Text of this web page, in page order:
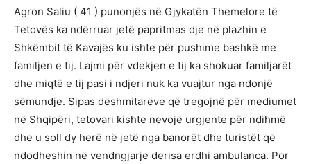
Agron Saliu ( 41 ) punonjës në Gjykatën Themelore të
Tetovës ka ndërruar jetë papritmas dje në plazhin e
Shkëmbit të Kavajës ku ishte për pushime bashkë me
familjen e tij. Lajmi për vdekjen e tij ka shokuar familjarët
dhe miqtë e tij pasi i ndjeri nuk ka vuajtur nga ndonjë
sëmundje. Sipas dëshmitarëve që tregojnë për mediumet
në Shqipëri, tetovari kishte nevojë urgjente për ndihmë
dhe u soll dy herë në jetë nga banorët dhe turistët që
ndodheshin në vendngjarje derisa erdhi ambulanca. Por